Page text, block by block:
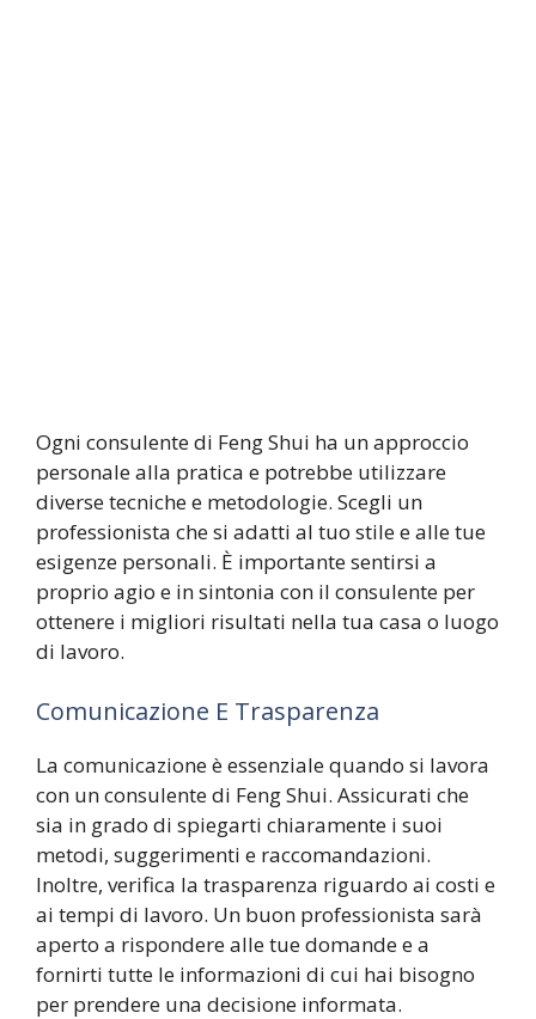
Ogni consulente di Feng Shui ha un approccio
personale alla pratica e potrebbe utilizzare
diverse tecniche e metodologie. Scegli un
professionista che si adatti al tuo stile e alle tue
esigenze personali. È importante sentirsi a
proprio agio e in sintonia con il consulente per
ottenere i migliori risultati nella tua casa o luogo
di lavoro.
Comunicazione E Trasparenza
La comunicazione è essenziale quando si lavora
con un consulente di Feng Shui. Assicurati che
sia in grado di spiegarti chiaramente i suoi
metodi, suggerimenti e raccomandazioni.
Inoltre, verifica la trasparenza riguardo ai costi e
ai tempi di lavoro. Un buon professionista sarà
aperto a rispondere alle tue domande e a
fornirti tutte le informazioni di cui hai bisogno
per prendere una decisione informata.